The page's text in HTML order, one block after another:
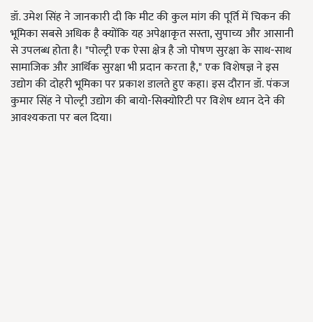
डॉ. उमेश सिंह ने जानकारी दी कि मीट की कुल मांग की पूर्ति में चिकन की
भूमिका सबसे अधिक है क्योंकि यह अपेक्षाकृत सस्ता, सुपाच्य और आसानी
से उपलब्ध होता है। "पोल्ट्री एक ऐसा क्षेत्र है जो पोषण सुरक्षा के साथ-साथ
सामाजिक और आर्थिक सुरक्षा भी प्रदान करता है," एक विशेषज्ञ ने इस
उद्योग की दोहरी भूमिका पर प्रकाश डालते हुए कहा। इस दौरान डॉ. पंकज
कुमार सिंह ने पोल्ट्री उद्योग की बायो-सिक्योरिटी पर विशेष ध्यान देने की
आवश्यकता पर बल दिया।